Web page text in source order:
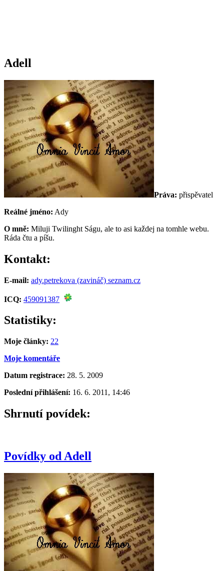
Adell
Práva: přispěvatel
Reálné jméno: Ady
O mně: Miluji Twilinght Ságu, ale to asi každej na tomhle webu.
Ráda čtu a píšu.
Kontakt:
E-mail: ady.petrekova (zavináč) seznam.cz
ICQ: 459091387
Statistiky:
Moje články: 22
Moje komentáře
Datum registrace: 28. 5. 2009
Poslední přihlášení: 16. 6. 2011, 14:46
Shrnutí povídek:
Povídky od Adell